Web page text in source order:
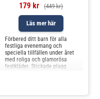
179 kr (449 kr)
Läs mer här
Förbered ditt barn för alla
festliga evenemang och
speciella tillfällen under året
med roliga och glamorösa
festkläder. Stickade plagg